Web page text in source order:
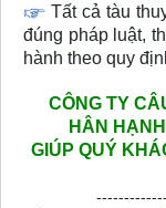
Tất cả tàu
đúng pháp luật,
hành theo quy
CÔNG TY
HÂN HẠNH
GIÚP QUÝ